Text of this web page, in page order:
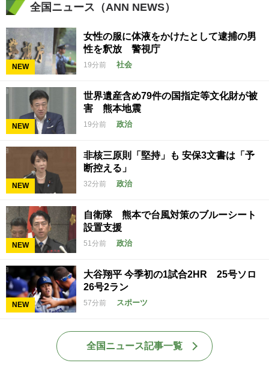
全国ニュース（ANN NEWS）
NEW
女性の服に体液をかけたとして逮捕の男
性を釈放 警視庁
19分前 社会
NEW
世界遺産含め79件の国指定等文化財が被
害 熊本地震
19分前 政治
NEW
非核三原則「堅持」も 安保3文書は「予
断控える」
32分前 政治
NEW
自衛隊 熊本で台風対策のブルーシート
設置支援
51分前 政治
NEW
大谷翔平 今季初の1試合2HR 25号ソロ
26号2ラン
57分前 スポーツ
全国ニュース記事一覧